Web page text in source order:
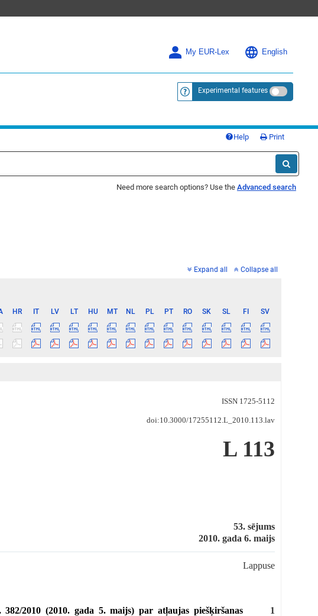
My EUR-Lex English
<a href="https://eur-lex.europa.eu/
Experimental features
Help Print
Need more search options? Use the Advanced search
Expand all Collapse all
HR IT LV LT HU MT NL PL PT RO SK SL FI
SV
ISSN 1725-5112
doi:10.3000/17255112.L_2010.113.lav
L 113
53. sējums
2010. gada 6. maijs
Lappuse
2010 (2010. gada 5. maijs) par atļaujas piešķiršanas
1